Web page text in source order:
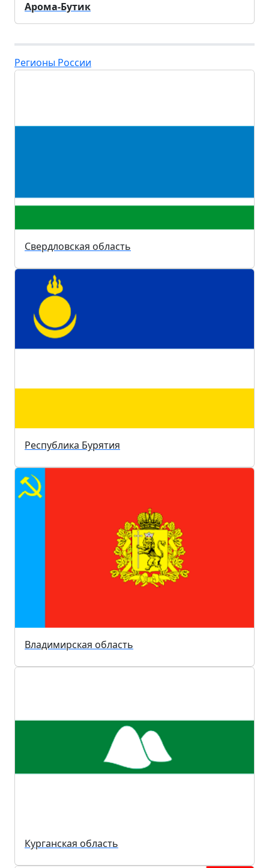
Арома-Бутик
Регионы России
Свердловская область
Республика Бурятия
Владимирская область
Курганская область